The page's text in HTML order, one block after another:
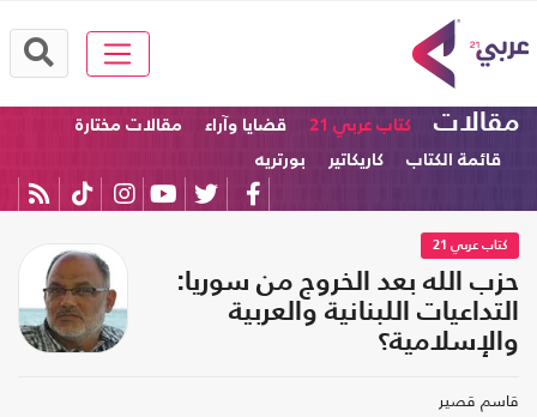
مقالات كتاب عربي 21 قضايا وآراء
مقالات مختارة
قائمة الكتاب
كاريكاتير بورتريه
كتاب عربي 21
حزب الله بعد الخروج من سوريا:
التداعيات اللبنانية والعربية
والإسلامية؟
قاسم قصير